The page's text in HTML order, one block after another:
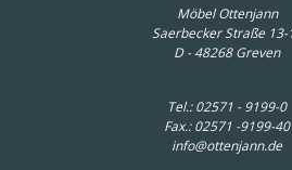
Möbel Ottenjann
Saerbecker Straße 13-
D - 48268 Greven
Tel.:02571 - 9199-0
Fax.: 02571 -9199-40
info@ottenjann.de